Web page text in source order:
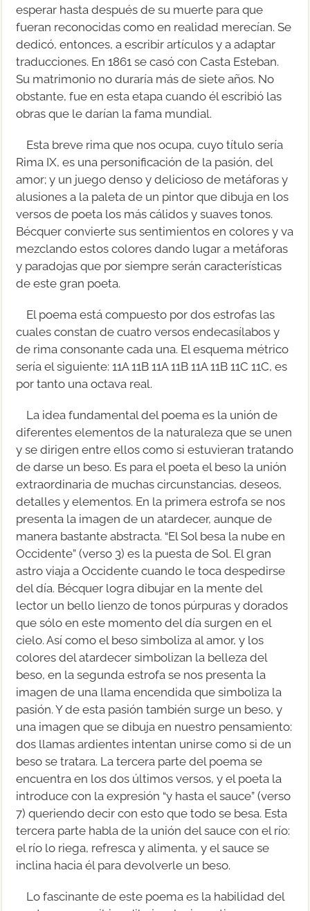
esperar hasta después de su muerte para que
fueran reconocidas como en realidad merecían. Se
dedicó, entonces, a escribir artículos y a adaptar
traducciones. En 1861 se casó con Casta Esteban.
Su matrimonio no duraría más de siete años. No
obstante, fue en esta etapa cuando él escribió las
obras que le darían la fama mundial.
Esta breve rima que nos ocupa, cuyo título sería
Rima IX, es una personificación de la pasión, del
amor; y un juego denso y delicioso de metáforas y
alusiones a la paleta de un pintor que dibuja en los
versos de poeta los más cálidos y suaves tonos.
Bécquer convierte sus sentimientos en colores y va
mezclando estos colores dando lugar a metáforas
y paradojas que por siempre serán características
de este gran poeta.
El poema está compuesto por dos estrofas las
cuales constan de cuatro versos endecasílabos y
de rima consonante cada una. El esquema métrico
sería el siguiente: 11A 11B 11A 11B 11A 11B 11C 11C, es
por tanto una octava real.
La idea fundamental del poema es la unión de
diferentes elementos de la naturaleza que se unen
y se dirigen entre ellos como si estuvieran tratando
de darse un beso. Es para el poeta el beso la unión
extraordinaria de muchas circunstancias, deseos,
detalles y elementos. En la primera estrofa se nos
presenta la imagen de un atardecer, aunque de
manera bastante abstracta. “El Sol besa la nube en
Occidente” (verso 3) es la puesta de Sol. El gran
astro viaja a Occidente cuando le toca despedirse
del día. Bécquer logra dibujar en la mente del
lector un bello lienzo de tonos púrpuras y dorados
que sólo en este momento del día surgen en el
cielo. Así como el beso simboliza al amor, y los
colores del atardecer simbolizan la belleza del
beso, en la segunda estrofa se nos presenta la
imagen de una llama encendida que simboliza la
pasión. Y de esta pasión también surge un beso, y
una imagen que se dibuja en nuestro pensamiento:
dos llamas ardientes intentan unirse como si de un
beso se tratara. La tercera parte del poema se
encuentra en los dos últimos versos, y el poeta la
introduce con la expresión “y hasta el sauce” (verso
7) queriendo decir con esto que todo se besa. Esta
tercera parte habla de la unión del sauce con el río:
el río lo riega, refresca y alimenta, y el sauce se
inclina hacia él para devolverle un beso.
Lo fascinante de este poema es la habilidad del